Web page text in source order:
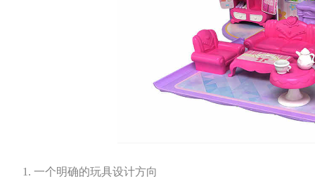
1. 一个明确的玩具设计方向